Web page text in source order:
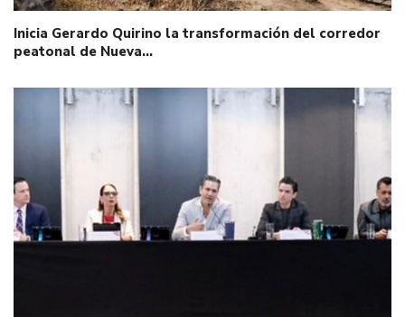
Inicia Gerardo Quirino la transformación del corredor
peatonal de Nueva…